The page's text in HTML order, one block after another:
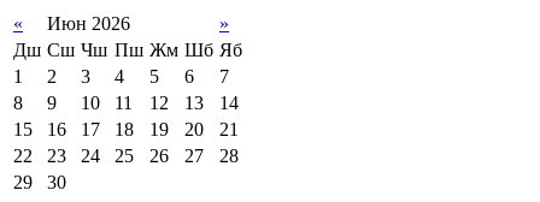
« Июн 2026
»
Дш Сш Чш Пш Жм Шб Яб
1
2 3 4 5 6
7
8
9 10 11 12 13
14
15
16 17 18 19 20
21
22
23 24 25 26 27
28
29
30